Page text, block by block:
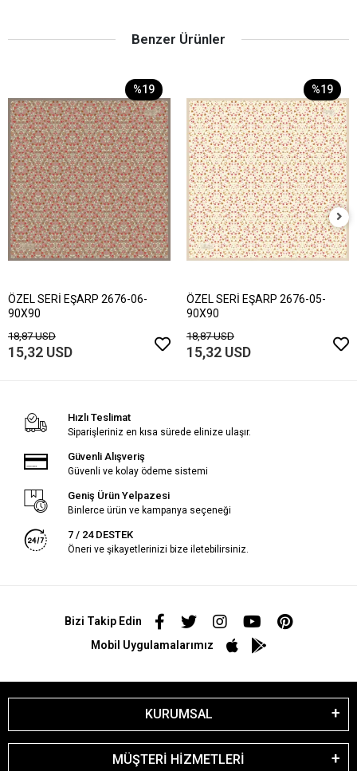
Benzer Ürünler
%19
ÖZEL SERİ EŞARP 2676-06-
90X90
18,87 USD
15,32 USD
%19
ÖZEL SERİ EŞARP 2676-05-
90X90
18,87 USD
15,32 USD
Hızlı Teslimat
Siparişleriniz en kısa sürede elinize ulaşır.
Güvenli Alışveriş
Güvenli ve kolay ödeme sistemi
Geniş Ürün Yelpazesi
Binlerce ürün ve kampanya seçeneği
7 / 24 DESTEK
Öneri ve şikayetlerinizi bize iletebilirsiniz.
Bizi Takip Edin
Mobil Uygulamalarımız
KURUMSAL
MÜŞTERİ HİZMETLERİ